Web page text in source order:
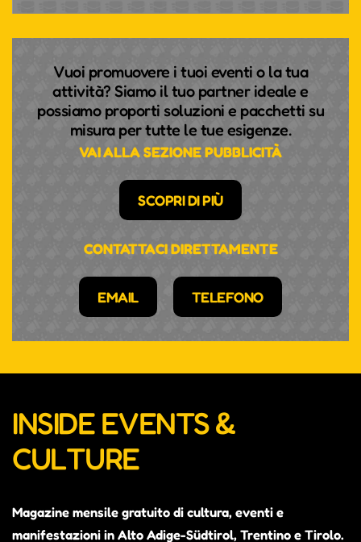
Vuoi promuovere i tuoi eventi o la tua
attività? Siamo il tuo partner ideale e
possiamo proporti soluzioni e pacchetti su
misura per tutte le tue esigenze.
VAI ALLA SEZIONE PUBBLICITÀ
SCOPRI DI PIÙ
CONTATTACI DIRETTAMENTE
EMAIL TELEFONO
INSIDE EVENTS &
CULTURE
Magazine mensile gratuito di cultura, eventi e
manifestazioni in Alto Adige-Südtirol, Trentino e Tirolo.